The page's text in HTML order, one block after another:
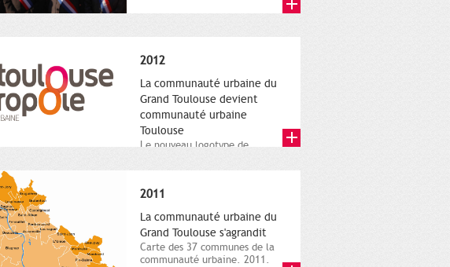
2012
La communauté urbaine du
Grand Toulouse devient
communauté urbaine
Toulouse
Le nouveau logotype de
représentant l'anneau de
2011
La communauté urbaine du
Grand Toulouse s'agrandit
Carte des 37 communes de la
communauté urbaine. 2011.